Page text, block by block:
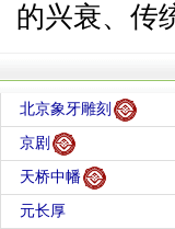
的兴衰、传
北京象牙雕刻
京剧
天桥中幡
元长厚